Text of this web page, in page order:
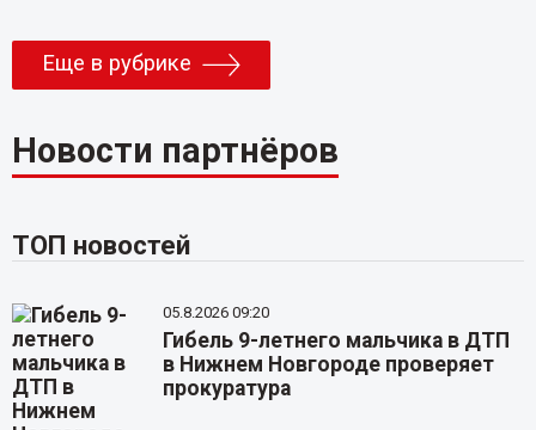
Еще в рубрике
Новости партнёров
ТОП новостей
05.8.2026 09:20
Гибель 9-летнего мальчика в ДТП
в Нижнем Новгороде проверяет
прокуратура